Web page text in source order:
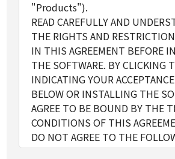
"Products").
READ CAREFULLY AND
THE RIGHTS AND
IN THIS AGREEMENT BEFORE
THE SOFTWARE. BY CLICKING
INDICATING YOUR
BELOW OR INSTALLING THE
AGREE TO BE BOUND BY THE
CONDITIONS OF THIS
DO NOT AGREE TO THE
AND CONDITIONS OF THIS